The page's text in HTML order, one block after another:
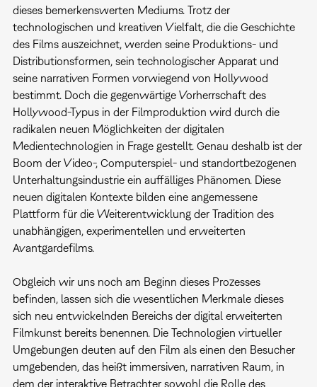
dieses bemerkenswerten Mediums. Trotz der
technologischen und kreativen Vielfalt, die die Geschichte
des Films auszeichnet, werden seine Produktions- und
Distributionsformen, sein technologischer Apparat und
seine narrativen Formen vorwiegend von Hollywood
bestimmt. Doch die gegenwärtige Vorherrschaft des
Hollywood-Typus in der Filmproduktion wird durch die
radikalen neuen Möglichkeiten der digitalen
Medientechnologien in Frage gestellt. Genau deshalb ist der
Boom der Video-, Computerspiel- und standortbezogenen
Unterhaltungsindustrie ein auffälliges Phänomen. Diese
neuen digitalen Kontexte bilden eine angemessene
Plattform für die Weiterentwicklung der Tradition des
unabhängigen, experimentellen und erweiterten
Avantgardefilms.
Obgleich wir uns noch am Beginn dieses Prozesses
befinden, lassen sich die wesentlichen Merkmale dieses
sich neu entwickelnden Bereichs der digital erweiterten
Filmkunst bereits benennen. Die Technologien virtueller
Umgebungen deuten auf den Film als einen den Besucher
umgebenden, das heißt immersiven, narrativen Raum, in
dem der interaktive Betrachter sowohl die Rolle des